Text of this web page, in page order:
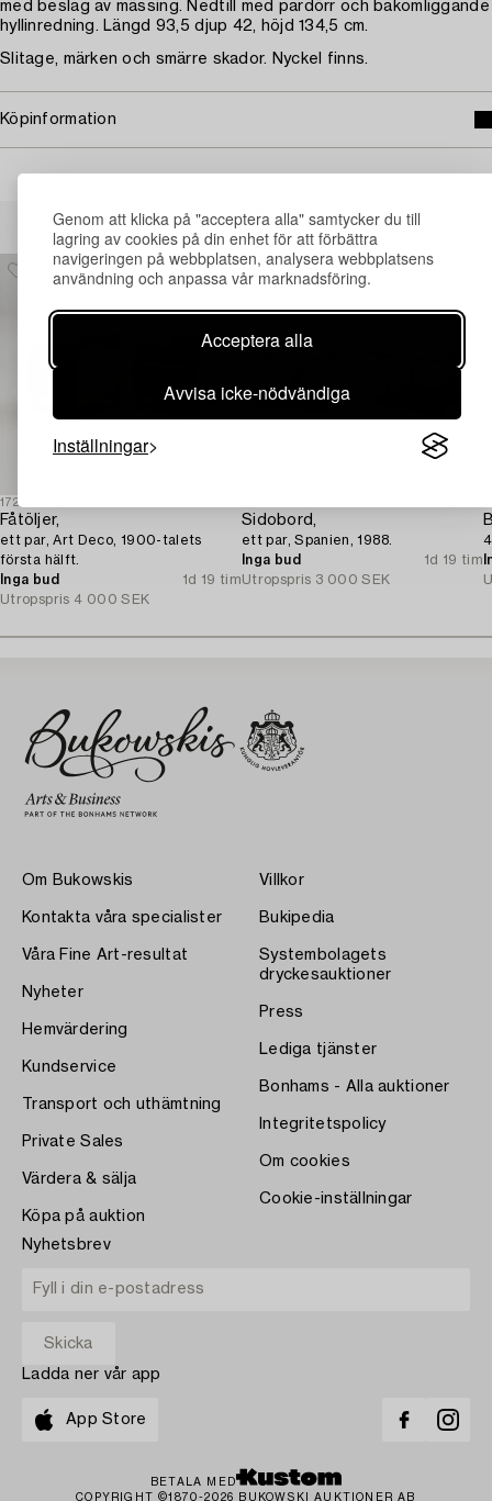
Genom att klicka på "acceptera alla" samtycker du till
lagring av cookies på din enhet för att förbättra
navigeringen på webbplatsen, analysera webbplatsens
användning och anpassa vår marknadsföring.
Acceptera alla
Avvisa icke-nödvändiga
Inställningar
med beslag av mässing. Nedtill med pardörr och bakomliggande
hyllinredning. Längd 93,5 djup 42, höjd 134,5 cm.
Slitage, märken och smärre skador. Nyckel finns.
Köpinformation
Andra har även tittat på
1724555
Fåtöljer,
ett par, Art Deco, 1900-talets
första hälft.
Inga bud
1d 19 tim
Utropspris 4 000 SEK
Sidobord,
ett par, Spanien, 1988.
Inga bud
1d 19 tim
Utropspris 3 000 SEK
Om Bukowskis
Kontakta våra specialister
Våra Fine Art-resultat
Nyheter
Hemvärdering
Kundservice
Transport och uthämtning
Private Sales
Värdera & sälja
Köpa på auktion
Villkor
Bukipedia
Systembolagets
dryckesauktioner
Press
Lediga tjänster
Bonhams - Alla auktioner
Integritetspolicy
Om cookies
Cookie-inställningar
Nyhetsbrev
Ladda ner vår app
App Store
BETALA MED
COPYRIGHT ©1870-2026 BUKOWSKI AUKTIONER AB